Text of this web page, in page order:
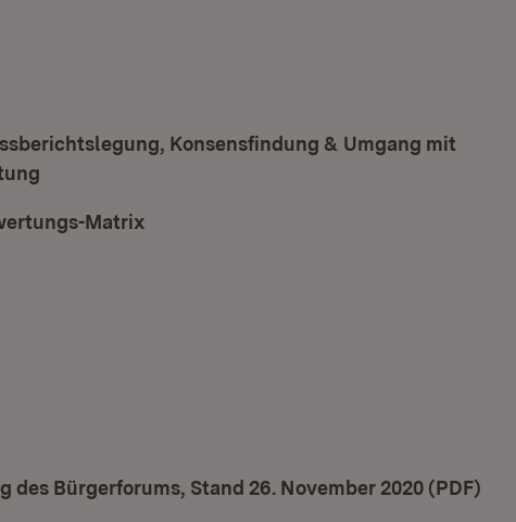
Konsensfindung & Umgang mit
Matrix
des Bürgerforums, Stand 26. November 2020 (PDF)